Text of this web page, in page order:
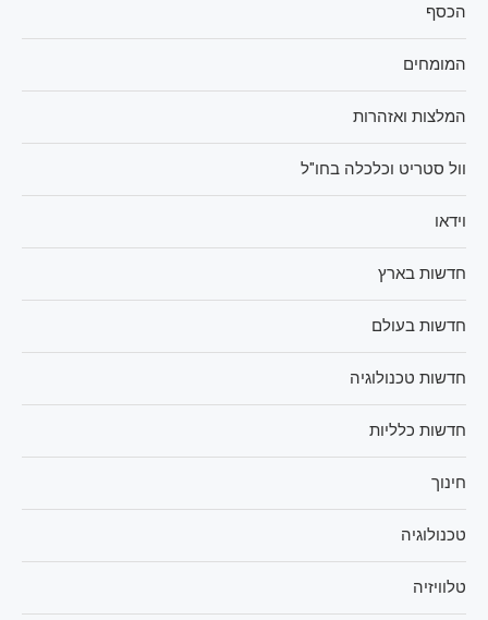
הכסף
המומחים
המלצות ואזהרות
וול סטריט וכלכלה בחו"ל
וידאו
חדשות בארץ
חדשות בעולם
חדשות טכנולוגיה
חדשות כלליות
חינוך
טכנולוגיה
טלוויזיה